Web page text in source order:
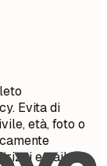
Evita di
età, foto o
email non